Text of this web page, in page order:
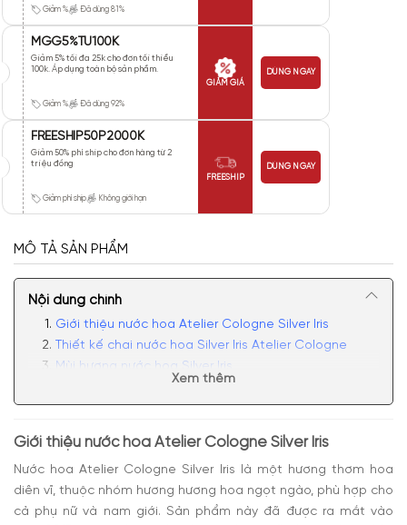
Giảm % Đã dùng 81%
MGG5%TU100K
Giảm 5% tối đa 25k cho đơn tối thiểu
100k. Áp dụng toàn bộ sản phẩm.
Giảm % Đã dùng 92%
GIẢM GIÁ
DÙNG NGAY
FREESHIP50P2000K
Giảm 50% phí ship cho đơn hàng từ 2
triệu đồng
Giảm phí ship Không giới hạn
FREESHIP
DÙNG NGAY
MÔ TẢ SẢN PHẨM
Nội dung chính
Giới thiệu nước hoa Atelier Cologne Silver Iris
Thiết kế chai nước hoa Silver Iris Atelier Cologne
Mùi hương nước hoa Silver Iris
Iris
Xem thêm
Giới thiệu nước hoa Atelier Cologne Silver Iris
Nước hoa Atelier Cologne Silver Iris là một hương thơm hoa
diên vĩ, thuộc nhóm hương hương hoa ngọt ngào, phù hợp cho
cả phụ nữ và nam giới. Sản phẩm này đã được ra mắt vào